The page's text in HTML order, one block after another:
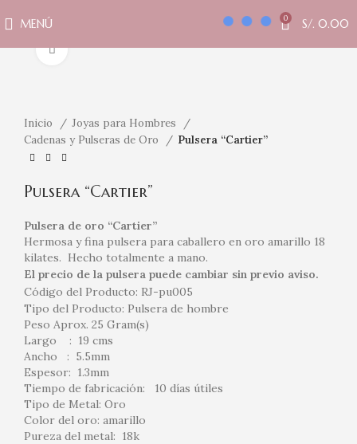
MENÚ 0 S/. 0.00
Clic para ampliar
Inicio
Joyas para Hombres
Cadenas y Pulseras de Oro
Pulsera “Cartier”
Pulsera “Cartier”
Pulsera de oro “Cartier”
Hermosa y fina pulsera para caballero en oro amarillo 18
kilates. Hecho totalmente a mano.
El precio de la pulsera puede cambiar sin previo aviso.
Código del Producto: RJ-pu005
Tipo del Producto: Pulsera de hombre
Peso Aprox. 25 Gram(s)
Largo : 19 cms
Ancho : 5.5mm
Espesor: 1.3mm
Tiempo de fabricación: 10 días útiles
Tipo de Metal: Oro
Color del oro: amarillo
Pureza del metal: 18k